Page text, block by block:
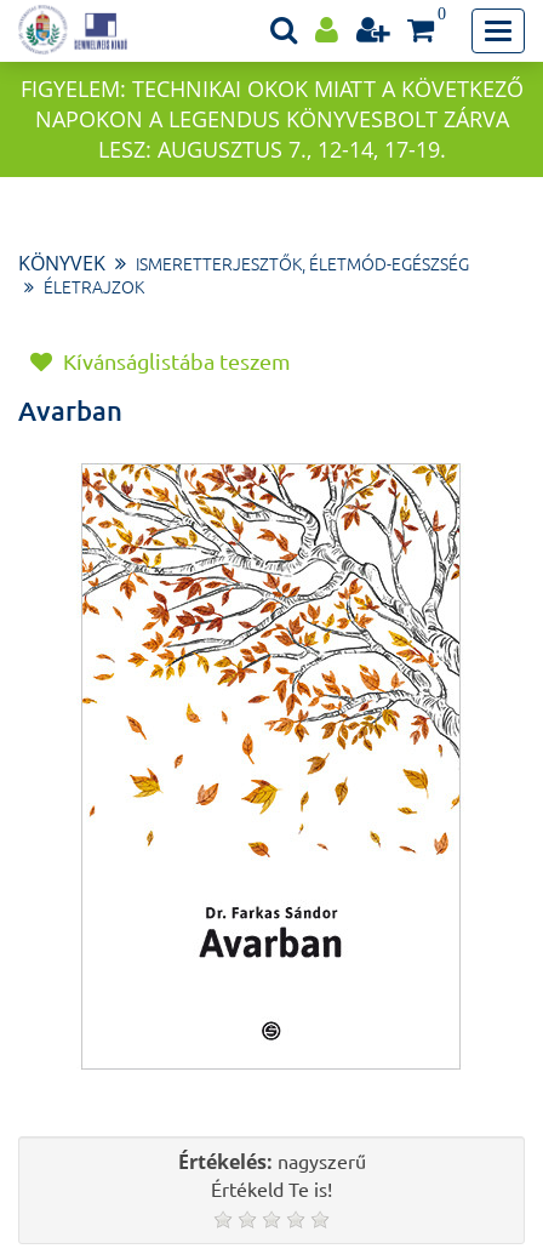
0
FIGYELEM: TECHNIKAI OKOK MIATT A KÖVETKEZŐ
NAPOKON A LEGENDUS KÖNYVESBOLT ZÁRVA
LESZ: AUGUSZTUS 7., 12-14, 17-19.
KÖNYVEK
ISMERETTERJESZTŐK, ÉLETMÓD-EGÉSZSÉG
ÉLETRAJZOK
Kívánságlistába teszem
Avarban
Értékelés: nagyszerű
Értékeld Te is!